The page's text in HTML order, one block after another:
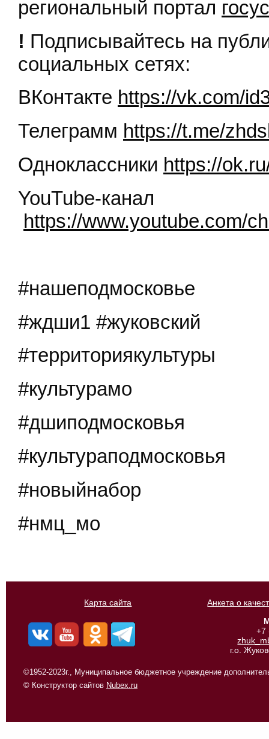
региональный портал
! Подписывайтесь на
социальных сетях:
ВКонтакте https://vk.com/
Телеграмм https://t.me/
Одноклассники https://
YouTube-канал
https://www.youtube.com/
#нашеподмосковье
#ждши1 #жуковский
#территориякультуры
#культурамо
#дшиподмосковья
#культураподмосковья
#новыйнабор
#нмц_мо
Карта сайта
Анкета о
+7
г.о.
©1952-2023г., Муниципальное бюджетное учреждение
© Конструктор сайтов Nubex.ru